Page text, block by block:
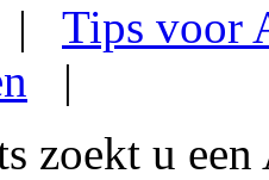
| Tips voor
|
zoekt u